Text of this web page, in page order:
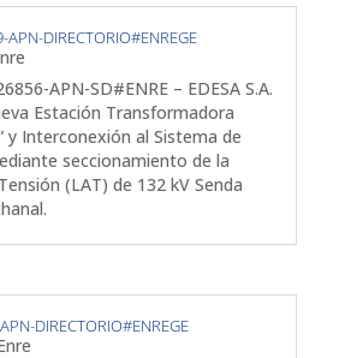
APN-DIRECTORIO#ENREGE
APN-SD#ENRE – EDESA S.A.
Estación Transformadora
y Interconexión al Sistema de
seccionamiento de la
(LAT) de 132 kV Senda
DIRECTORIO#ENREGE